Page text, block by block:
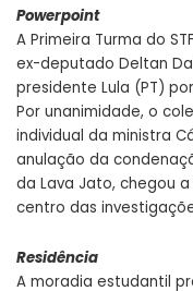
Powerpoint
A Primeira Turma do
ex-deputado Deltan
presidente Lula (PT)
Por unanimidade, o
individual da ministra
anulação da
da Lava Jato, chegou
centro das
Residência
A moradia estudantil